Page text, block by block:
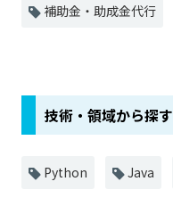
補助金・助成金代行
技術・領域から探す
Python Java